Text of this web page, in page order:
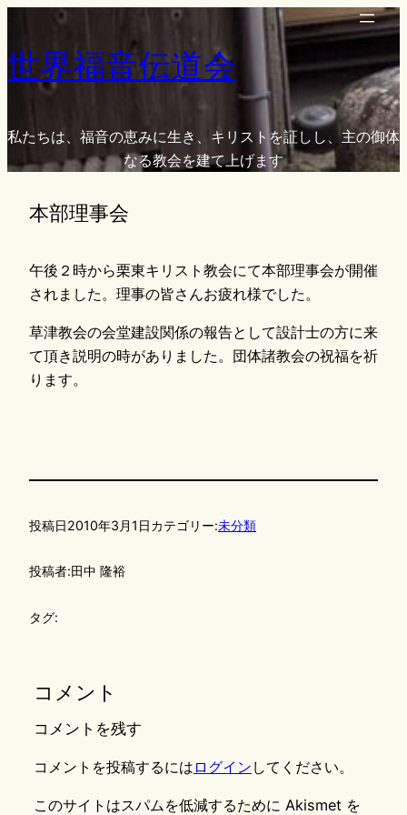
を
ッ
世界福音伝道会
私たちは、福音の恵みに生き、キリストを証しし、主の御体
なる教会を建て上げます
本部理事会
午後２時から栗東キリスト教会にて本部理事会が開催
されました。理事の皆さんお疲れ様でした。
草津教会の会堂建設関係の報告として設計士の方に来
て頂き説明の時がありました。団体諸教会の祝福を祈
ります。
投稿日2010年3月1日カテゴリー:未分類
投稿者:田中 隆裕
タグ:
コメント
コメントを残す
コメントを投稿するには ログイン してください。
このサイトはスパムを低減するために Akismet を